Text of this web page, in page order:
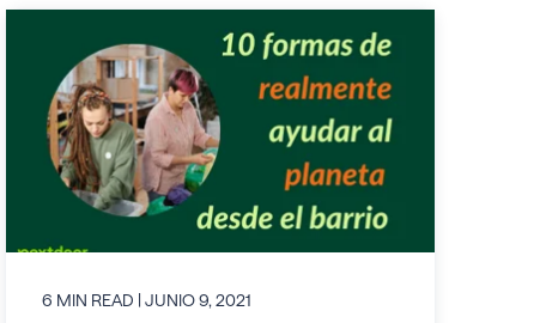
6 MIN READ | JUNIO 9, 2021